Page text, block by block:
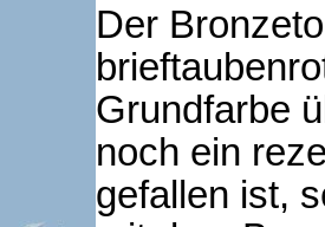
Der
Grundfarbe
noch ein
gefallen ist,